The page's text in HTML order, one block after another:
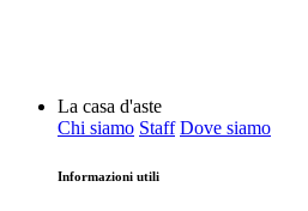
La casa d'aste
Chi siamo Staff Dove siamo
Informazioni utili